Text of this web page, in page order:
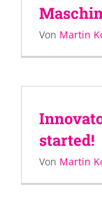
Von Martin
started!
Von Martin